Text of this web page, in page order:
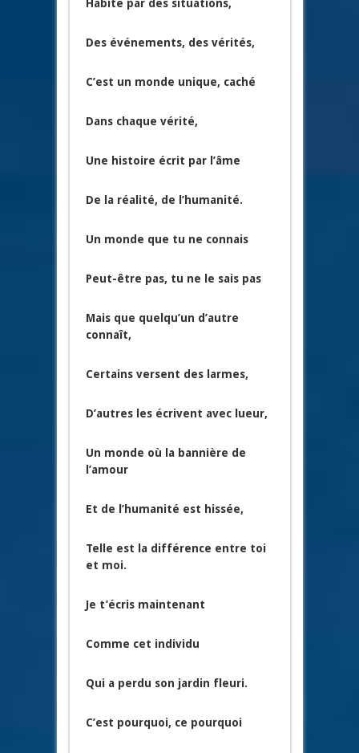
Habité par des situations,
Des événements, des vérités,
C’est un monde unique, caché
Dans chaque vérité,
Une histoire écrit par l’âme
De la réalité, de l’humanité.
Un monde que tu ne connais
Peut-être pas, tu ne le sais pas
Mais que quelqu’un d’autre
connaît,
Certains versent des larmes,
D’autres les écrivent avec lueur,
Un monde où la bannière de
l’amour
Et de l’humanité est hissée,
Telle est la différence entre toi
et moi.
Je t’écris maintenant
Comme cet individu
Qui a perdu son jardin fleuri.
C’est pourquoi, ce pourquoi